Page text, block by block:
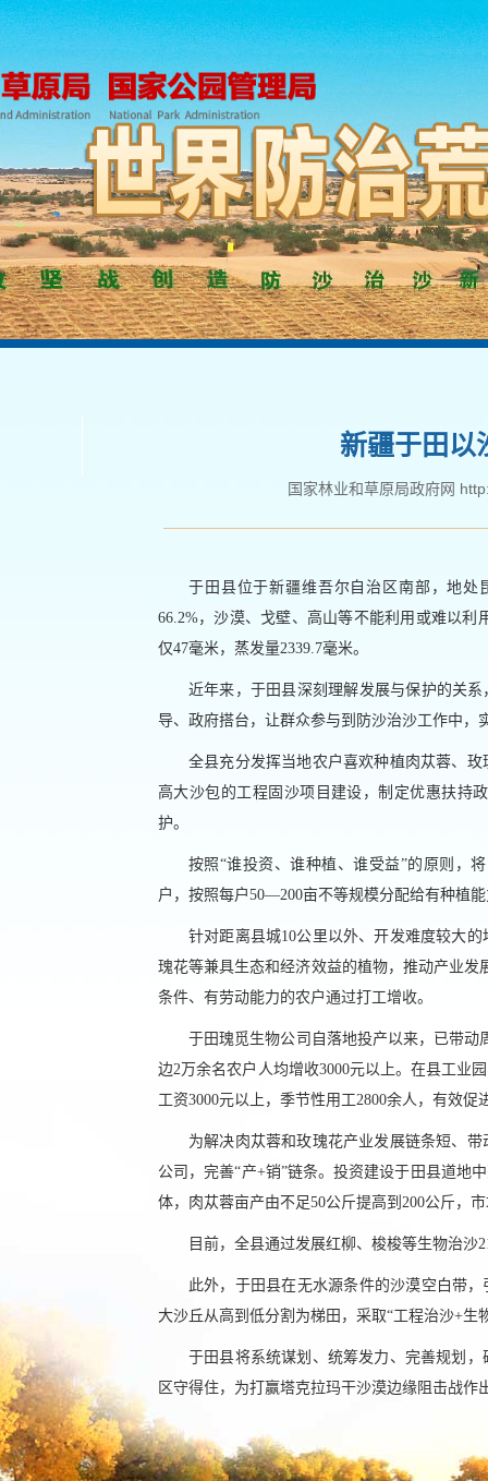
新疆于田以
国家林业和草原局政府网
于田县位于新疆维吾尔自治区南部，地处
66.2%，沙漠、戈壁、高山等不能利用或难以
仅47毫米，蒸发量2339.7毫米。
近年来，于田县深刻理解发展与保护的关
导、政府搭台，让群众参与到防沙治沙工作中
全县充分发挥当地农户喜欢种植肉苁蓉、
高大沙包的工程固沙项目建设，制定优惠扶持
护。
按照“谁投资、谁种植、谁受益”的原则，
户，按照每户50—200亩不等规模分配给有种植
针对距离县城10公里以外、开发难度较大
瑰花等兼具生态和经济效益的植物，推动产业发
条件、有劳动能力的农户通过打工增收。
于田瑰觅生物公司自落地投产以来，已带动
边2万余名农户人均增收3000元以上。在县工业
工资3000元以上，季节性用工2800余人，有效促
为解决肉苁蓉和玫瑰花产业发展链条短、
公司，完善“产+销”链条。投资建设于田县道地
体，肉苁蓉亩产由不足50公斤提高到200公斤，
目前，全县通过发展红柳、梭梭等生物治沙
此外，于田县在无水源条件的沙漠空白带
大沙丘从高到低分割为梯田，采取“工程治沙+生
于田县将系统谋划、统筹发力、完善规划
区守得住，为打赢塔克拉玛干沙漠边缘阻击战作